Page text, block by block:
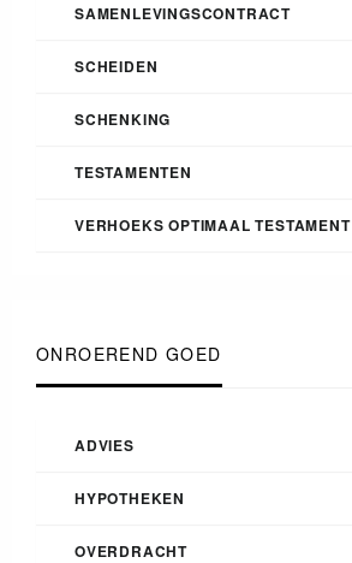
SAMENLEVINGSCONTRACT
SCHEIDEN
SCHENKING
TESTAMENTEN
VERHOEKS OPTIMAAL TESTAMENT
ONROEREND GOED
ADVIES
HYPOTHEKEN
OVERDRACHT